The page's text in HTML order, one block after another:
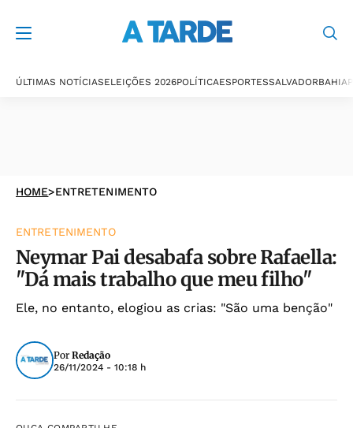
ÚLTIMAS NOTÍCIASELEIÇÕES 2026POLÍTICAESPORTESSALVADORBAHIA
HOME>ENTRETENIMENTO
ENTRETENIMENTO
Neymar Pai desabafa sobre Rafaella:
"Dá mais trabalho que meu filho"
Ele, no entanto, elogiou as crias: "São uma benção"
Por Redação
26/11/2024 - 10:18 h